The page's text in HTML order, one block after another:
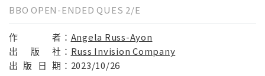
BBO OPEN-ENDED QUES 2/E
作 者： Angela Russ-Ayon
出
版 社： Russ Invision Company
出 版 日 期： 2023/10/26